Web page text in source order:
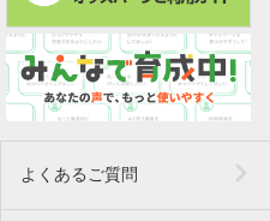
よくあるご質問